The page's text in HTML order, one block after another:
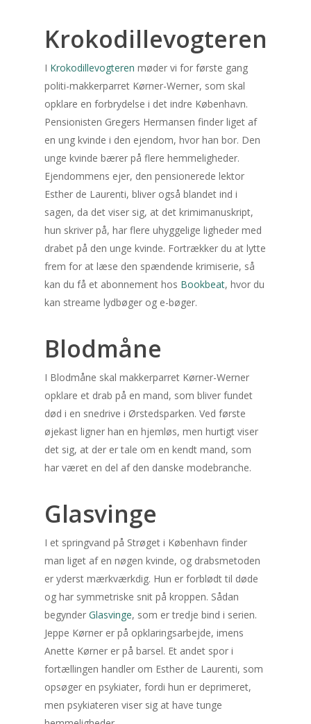
Krokodillevogteren
I Krokodillevogteren møder vi for første gang
politi-makkerparret Kørner-Werner, som skal
opklare en forbrydelse i det indre København.
Pensionisten Gregers Hermansen finder liget af
en ung kvinde i den ejendom, hvor han bor. Den
unge kvinde bærer på flere hemmeligheder.
Ejendommens ejer, den pensionerede lektor
Esther de Laurenti, bliver også blandet ind i
sagen, da det viser sig, at det krimimanuskript,
hun skriver på, har flere uhyggelige ligheder med
drabet på den unge kvinde. Fortrækker du at lytte
frem for at læse den spændende krimiserie, så
kan du få et abonnement hos Bookbeat, hvor du
kan streame lydbøger og e-bøger.
Blodmåne
I Blodmåne skal makkerparret Kørner-Werner
opklare et drab på en mand, som bliver fundet
død i en snedrive i Ørstedsparken. Ved første
øjekast ligner han en hjemløs, men hurtigt viser
det sig, at der er tale om en kendt mand, som
har været en del af den danske modebranche.
Glasvinge
I et springvand på Strøget i København finder
man liget af en nøgen kvinde, og drabsmetoden
er yderst mærkværkdig. Hun er forblødt til døde
og har symmetriske snit på kroppen. Sådan
begynder Glasvinge, som er tredje bind i serien.
Jeppe Kørner er på opklaringsarbejde, imens
Anette Kørner er på barsel. Et andet spor i
fortællingen handler om Esther de Laurenti, som
opsøger en psykiater, fordi hun er deprimeret,
men psykiateren viser sig at have tunge
Hjemmeside
Kategorier
Kalender
M
Ti O
3 4 6
10
11 12
18